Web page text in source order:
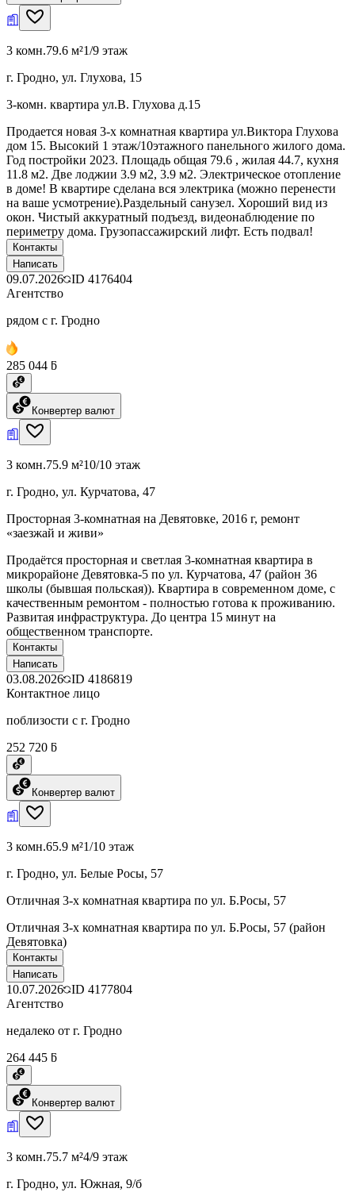
3 комн.79.6 м²1/9 этаж
г. Гродно, ул. Глухова, 15
3-комн. квартира ул.В. Глухова д.15
Продается новая 3-х комнатная квартира ул.Виктора Глухова
дом 15. Высокий 1 этаж/10этажного панельного жилого дома.
Год постройки 2023. Площадь общая 79.6 , жилая 44.7, кухня
11.8 м2. Две лоджии 3.9 м2, 3.9 м2. Электрическое отопление
в доме! В квартире сделана вся электрика (можно перенести
на ваше усмотрение).Раздельный санузел. Хороший вид из
окон. Чистый аккуратный подъезд, видеонаблюдение по
периметру дома. Грузопассажирский лифт. Есть подвал!
Контакты
Написать
09.07.2026 ID 4176404
Агентство
рядом с г. Гродно
285 044 ƃ
Конвертер валют
3 комн.75.9 м²10/10 этаж
г. Гродно, ул. Курчатова, 47
Просторная 3-комнатная на Девятовке, 2016 г, ремонт
«заезжай и живи»
Продаётся просторная и светлая 3-комнатная квартира в
микрорайоне Девятовка-5 по ул. Курчатова, 47 (район 36
школы (бывшая польская)). Квартира в современном доме, с
качественным ремонтом - полностью готова к проживанию.
Развитая инфраструктура. До центра 15 минут на
общественном транспорте.
Контакты
Написать
03.08.2026 ID 4186819
Контактное лицо
поблизости с г. Гродно
252 720 ƃ
Конвертер валют
3 комн.65.9 м²1/10 этаж
г. Гродно, ул. Белые Росы, 57
Отличная 3-х комнатная квартира по ул. Б.Росы, 57
Отличная 3-х комнатная квартира по ул. Б.Росы, 57 (район
Девятовка)
Контакты
Написать
10.07.2026 ID 4177804
Агентство
недалеко от г. Гродно
264 445 ƃ
Конвертер валют
3 комн.75.7 м²4/9 этаж
г. Гродно, ул. Южная, 9/б